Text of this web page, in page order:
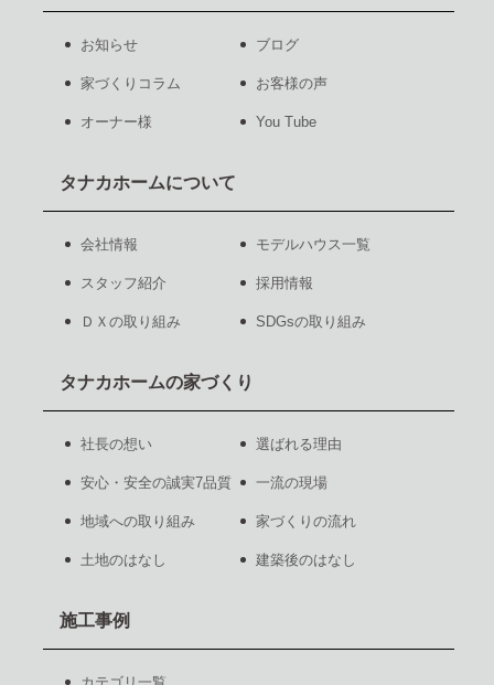
お知らせ ブログ
家づくりコラム お客様の声
オーナー様 You Tube
タナカホームについて
会社情報 モデルハウス一覧
スタッフ紹介 採用情報
ＤＸの取り組み SDGsの取り組み
タナカホームの家づくり
社長の想い 選ばれる理由
安心・安全の誠実7品質 一流の現場
地域への取り組み 家づくりの流れ
土地のはなし 建築後のはなし
施工事例